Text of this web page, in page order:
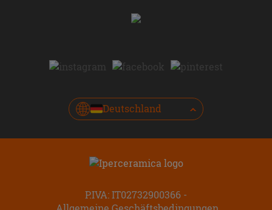
Deutschland
P.IVA: IT02732900366